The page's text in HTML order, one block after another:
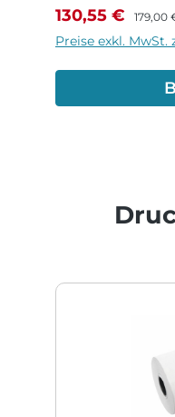
Verkaufspreis:
130,55 € 179,00
Preise exkl. MwSt.
Produktgalerie